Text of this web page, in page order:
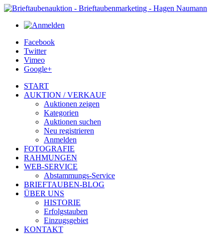
Facebook
Twitter
Vimeo
Google+
START
AUKTION / VERKAUF
Auktionen zeigen
Kategorien
Auktionen suchen
Neu registrieren
Anmelden
FOTOGRAFIE
RAHMUNGEN
WEB-SERVICE
Abstammungs-Service
BRIEFTAUBEN-BLOG
ÜBER UNS
HISTORIE
Erfolgstauben
Einzugsgebiet
KONTAKT